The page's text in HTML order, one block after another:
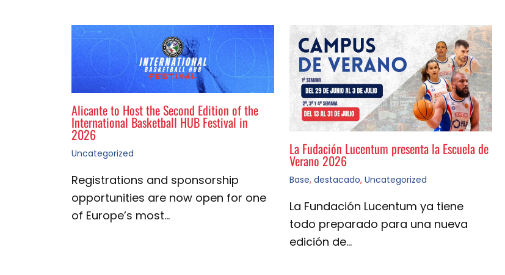
Alicante to Host the Second Edition of the
International Basketball HUB Festival in
2026
Uncategorized
Registrations and sponsorship
opportunities are now open for one
of Europe’s most…
La Fudación Lucentum presenta la Escuela de
Verano 2026
Base, destacado, Uncategorized
La Fundación Lucentum ya tiene
todo preparado para una nueva
edición de…